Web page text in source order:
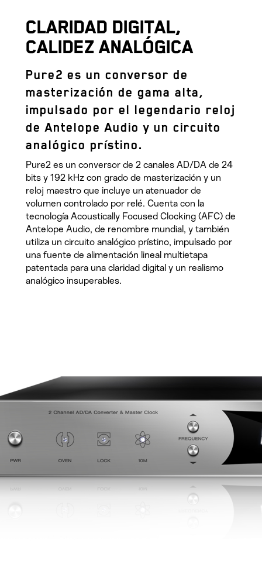
CLARIDAD DIGITAL,
CALIDEZ ANALÓGICA
Pure2 es un conversor de
masterización de gama alta,
impulsado por el legendario reloj
de Antelope Audio y un circuito
analógico prístino.
Pure2 es un conversor de 2 canales AD/DA de 24
bits y 192 kHz con grado de masterización y un
reloj maestro que incluye un atenuador de
volumen controlado por relé. Cuenta con la
tecnología Acoustically Focused Clocking (AFC) de
Antelope Audio, de renombre mundial, y también
utiliza un circuito analógico prístino, impulsado por
una fuente de alimentación lineal multietapa
patentada para una claridad digital y un realismo
analógico insuperables.